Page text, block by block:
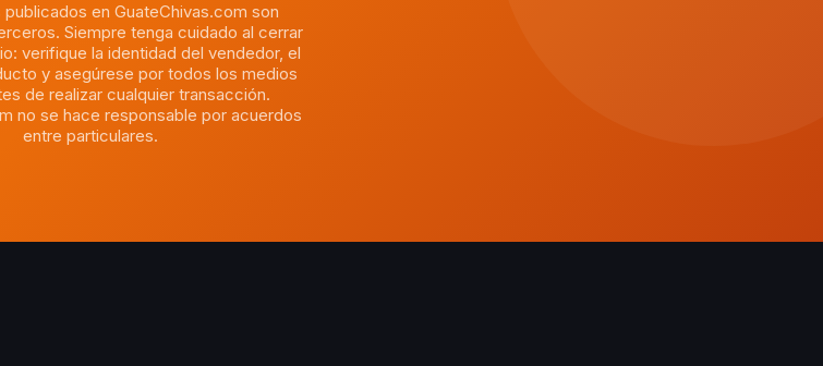
publicados en GuateChivas.com son
Siempre tenga cuidado al cerrar
verifique la identidad del vendedor, el
y asegúrese por todos los medios
de realizar cualquier transacción.
no se hace responsable por acuerdos
entre particulares.